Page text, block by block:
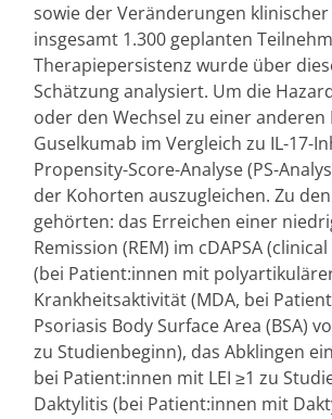
sowie der Veränderungen
insgesamt 1.300 geplanten
Therapiepersistenz wurde über
Schätzung analysiert. Um die
oder den Wechsel zu einer
Guselkumab im Vergleich zu IL-17-
Propensity-Score-Analyse (PS-
der Kohorten auszugleichen. Zu
gehörten: das Erreichen einer
Remission (REM) im cDAPSA
(bei Patient:innen mit
Krankheitsaktivität (MDA, bei
Psoriasis Body Surface Area (BSA)
zu Studienbeginn), das Abklingen
bei Patient:innen mit LEI ≥1 zu
Daktylitis (bei Patient:innen mit